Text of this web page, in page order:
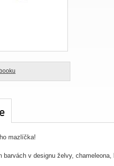
mazlíčka!
barvách v designu želvy, chameleona,